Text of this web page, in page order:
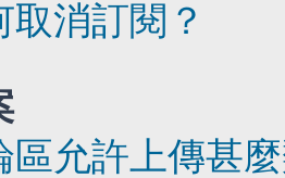
取消訂閱？
區允許上傳甚